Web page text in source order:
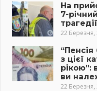
На
7-
трагедії
22 Березня,
з цієї
рікою”:
ви
22 Березня,